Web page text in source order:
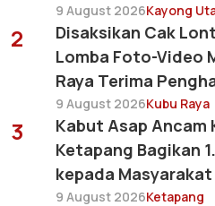
9 August 2026Kayong
2
Disaksikan Cak
Lomba Foto-Video
Raya Terima
9 August 2026Kubu Raya
3
Kabut Asap Ancam
Ketapang Bagikan
kepada Masyarakat
9 August 2026Ketapang